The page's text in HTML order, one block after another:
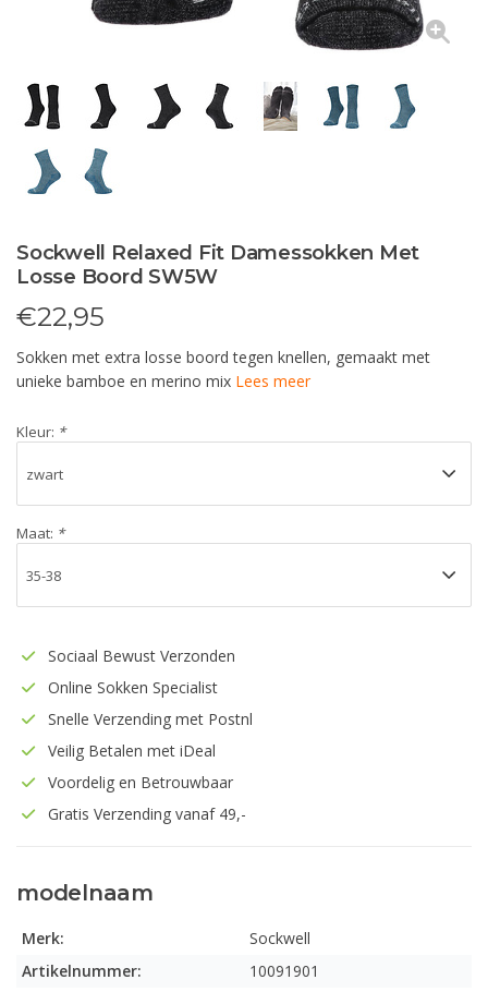
Sockwell Relaxed Fit Damessokken Met
Losse Boord SW5W
€22,95
Sokken met extra losse boord tegen knellen, gemaakt met
unieke bamboe en merino mix Lees meer
Kleur: *
Maat: *
Sociaal Bewust Verzonden
Online Sokken Specialist
Snelle Verzending met Postnl
Veilig Betalen met iDeal
Voordelig en Betrouwbaar
Gratis Verzending vanaf 49,-
modelnaam
Merk:
Sockwell
Artikelnummer:
10091901